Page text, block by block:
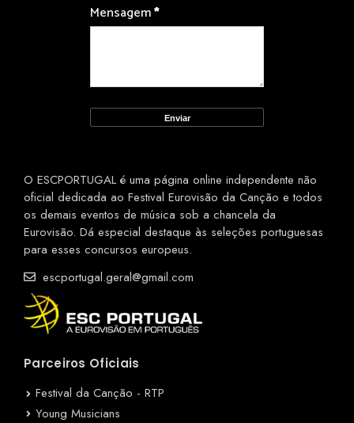
Mensagem*
O ESCPORTUGAL é uma página online independente não
oficial dedicada ao Festival Eurovisão da Canção e todos
os demais eventos de música sob a chancela da
Eurovisão. Dá especial destaque às seleções portuguesas
para esses concursos europeus.
escportugal.geral@gmail.com
Parceiros Oficiais
Festival da Canção - RTP
Young Musicians